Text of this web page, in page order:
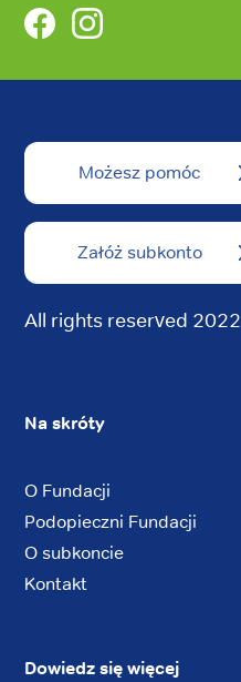
FacebookInstagram
Możesz pomóc
Załóż subkonto
All rights reserved 2022
Na skróty
O Fundacji
Podopieczni Fundacji
O subkoncie
Kontakt
Dowiedz się więcej